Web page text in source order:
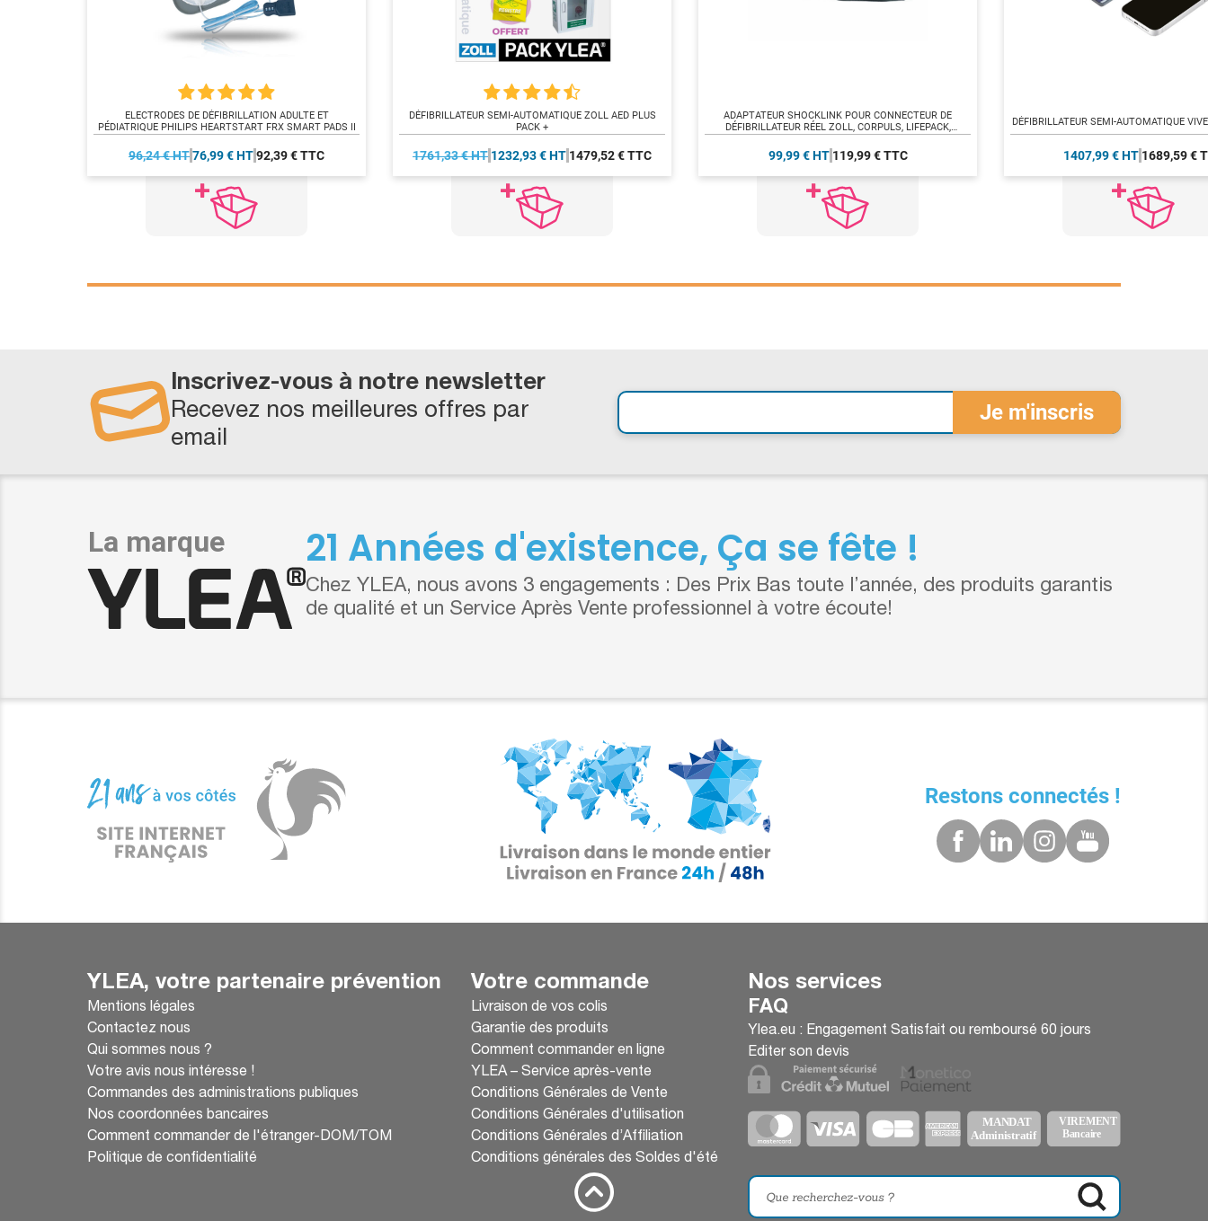
ELECTRODES DE DÉFIBRILLATION ADULTE ET
PÉDIATRIQUE PHILIPS HEARTSTART FRX SMART PADS II
96,24 € HT76,99 € HT92,39 € TTC
DÉFIBRILLATEUR SEMI-AUTOMATIQUE ZOLL AED PLUS
PACK +
1761,33 € HT 1232,93 € HT 1479,52 € TTC
ADAPTATEUR SHOCKLINK POUR CONNECTEUR DE
DÉFIBRILLATEUR RÉEL ZOLL, CORPULS, LIFEPACK,
99,99 € HT 119,99 € TTC
DÉFIBRILLATEUR SEMI-AUTOMATIQUE
1407,99 € HT 1689,59 €
Inscrivez-vous à notre newsletter
Recevez nos meilleures offres par
email
21 Années d'existence, Ça se fête !
Chez YLEA, nous avons 3 engagements : Des Prix Bas toute l’année, des produits garantis
de qualité et un Service Après Vente professionnel à votre écoute!
Restons connectés !
YLEA, votre partenaire prévention
Mentions légales
Contactez nous
Qui sommes nous ?
Votre avis nous intéresse !
Commandes des administrations publiques
Nos coordonnées bancaires
Comment commander de l'étranger-DOM/TOM
Politique de confidentialité
Votre commande
Livraison de vos colis
Garantie des produits
Comment commander en ligne
YLEA – Service après-vente
Conditions Générales de Vente
Conditions Générales d'utilisation
Conditions Générales d’Affiliation
Conditions générales des Soldes d'été
Nos services
FAQ
Ylea.eu : Engagement Satisfait ou remboursé 60 jours
Editer son devis